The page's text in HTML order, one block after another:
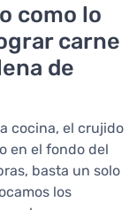
como lo
carne
de
cocina, el crujido
en el fondo del
basta un solo
los